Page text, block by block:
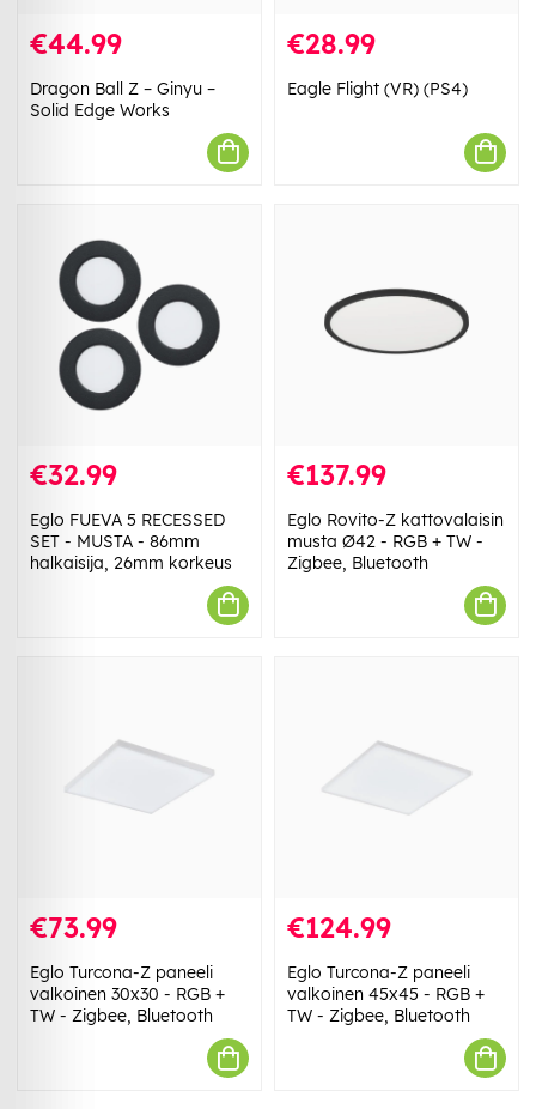
€44.99
Dragon Ball Z – Ginyu –
Solid Edge Works
€28.99
Eagle Flight (VR) (PS4)
€32.99
Eglo FUEVA 5 RECESSED
SET - MUSTA - 86mm
halkaisija, 26mm korkeus
€137.99
Eglo Rovito-Z kattovalaisin
musta Ø42 - RGB + TW -
Zigbee, Bluetooth
€73.99
Eglo Turcona-Z paneeli
valkoinen 30x30 - RGB +
TW - Zigbee, Bluetooth
€124.99
Eglo Turcona-Z paneeli
valkoinen 45x45 - RGB +
TW - Zigbee, Bluetooth